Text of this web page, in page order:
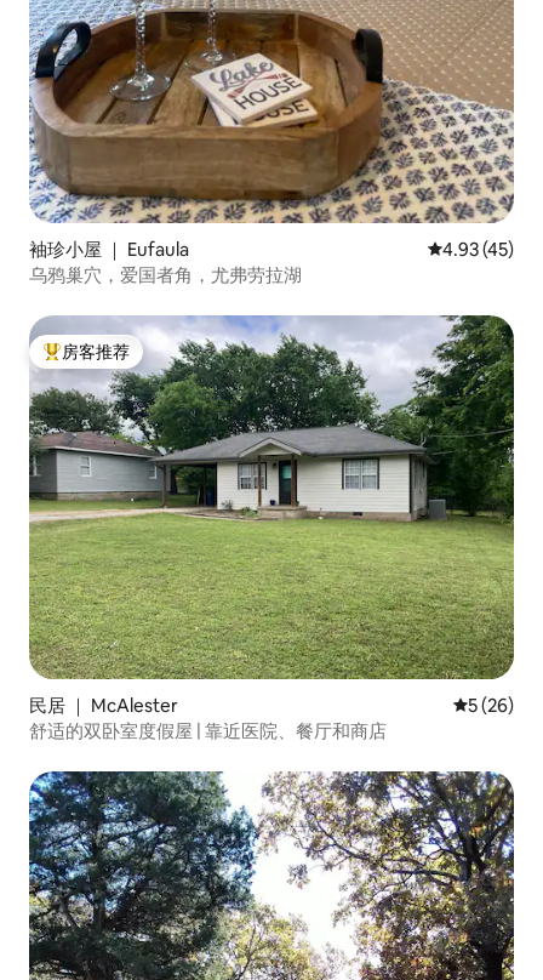
袖珍小屋 ｜ Eufaula 平均评分
4.93 (45)
乌鸦巢穴，爱国者角，尤弗劳拉湖
热门「房客推荐」
房客推荐
民居 ｜ McAlester 平均评分
5 (26)
舒适的双卧室度假屋 | 靠近医院、餐厅和商店